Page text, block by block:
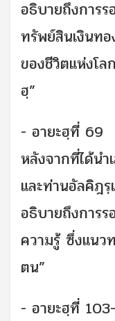
อธิบายถึงการ
ทรัพย์สินเงินท
ของชีวิตแห่งโล
ฮฺ”
- อายะฮฺที่ 69
หลังจากที่ได้นำ
และท่านอัลคิฎ
อธิบายถึงการ
ความรู้ ซึ่งแนว
ตน”
- อายะฮฺที่